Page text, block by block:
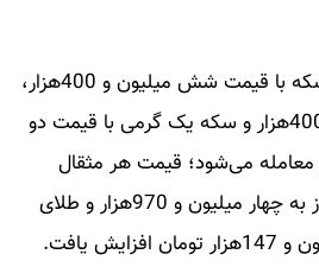
وی افزود: همچنین نیم سکه با قیمت شش میلیون و 400هزار،
ربع سکه چهار میلیون و 400هزار و سکه یک گرمی با قیمت دو
تومان معامله می‌شود؛ قیمت هر مثقال
طلای 17عیار در بازار امروز به چهار میلیون و 970هزار و طلای